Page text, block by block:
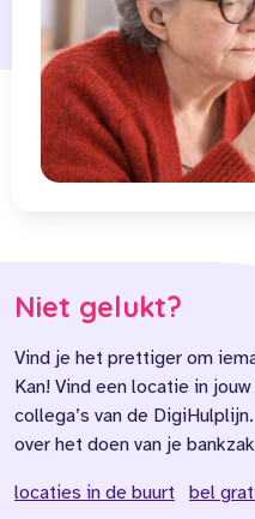
Niet gelukt?
Vind je het prettiger om
Kan! Vind een locatie in
collega’s van de
over het doen van je
locaties in de buurt
bel